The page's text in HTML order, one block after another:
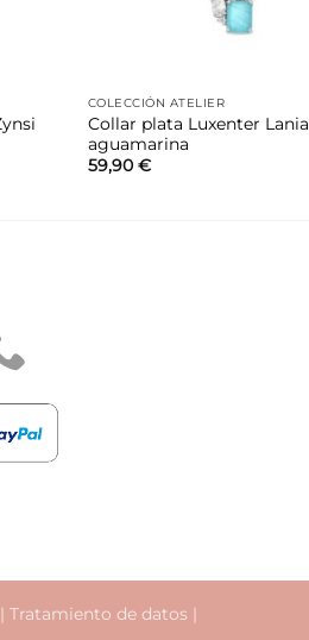
COLECCIÓN ATELIER
Collar plata Luxenter Lania
aguamarina
59,90 €
| Tratamiento de datos|